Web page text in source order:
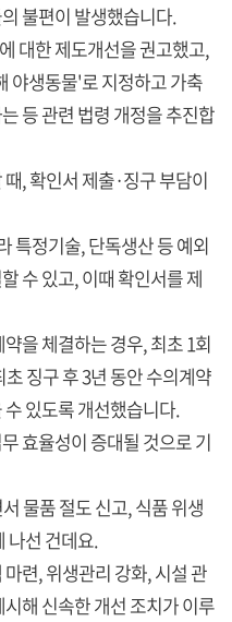
불편이 발생했습니다.
대한 제도개선을 권고했고,
야생동물'로 지정하고 가축
등 관련 법령 개정을 추진합
, 확인서 제출·징구 부담이
특정기술, 단독생산 등 예외
수 있고, 이때 확인서를 제
을 체결하는 경우, 최초 1회
징구 후 3년 동안 수의계약
있도록 개선했습니다.
효율성이 증대될 것으로 기
물품 절도 신고, 식품 위생
나선 건데요.
련, 위생관리 강화, 시설 관
해 신속한 개선 조치가 이루